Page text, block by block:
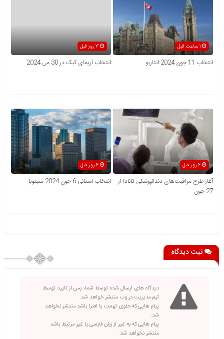
1 ساعت قبل
انتخاب 11 جون 2024 انتاریو انتخاب آریمای کبک در 30 می 2024
4 روز قبل
آغاز طرح مراقبت‌های دندانپزشکی کانادا از
27 جون
انتخاب استانی 6 جون 2024 منیتوبا
ثبت دیدگاه
دیدگاه های ارسال شده توسط شما، پس از تایید توسط
تیم مدیریت در وب منتشر خواهد شد.
پیام هایی که حاوی تهمت یا افترا باشد منتشر نخواهد
شد.
پیام هایی که به غیر از زبان فارسی یا غیر مرتبط باشد
منتشر نخواهد شد.